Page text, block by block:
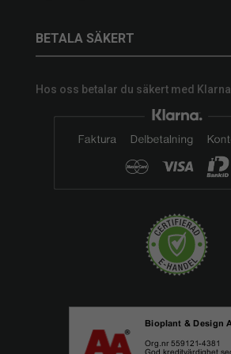
BETALA SÄKERT
Hos oss betalar du säkert med Klarna.